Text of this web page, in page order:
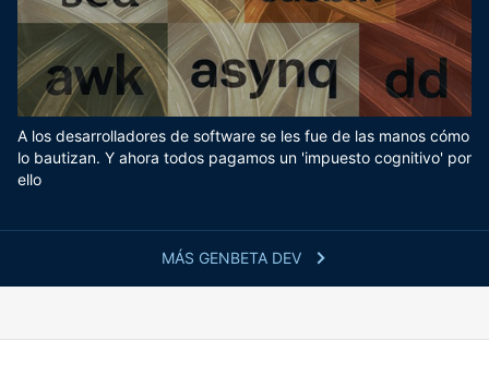
MÁS GENBETA DEV
A los desarrolladores de software se les fue de las manos cómo
lo bautizan. Y ahora todos pagamos un 'impuesto cognitivo' por
ello